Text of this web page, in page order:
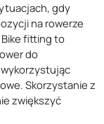
gdy
na rowerze
fitting to
do
Skorzystanie z
zwiększyć